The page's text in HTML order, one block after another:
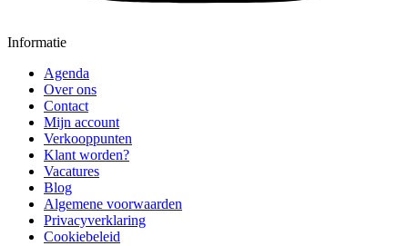
Informatie
Agenda
Over ons
Contact
Mijn account
Verkooppunten
Klant worden?
Vacatures
Blog
Algemene voorwaarden
Privacyverklaring
Cookiebeleid